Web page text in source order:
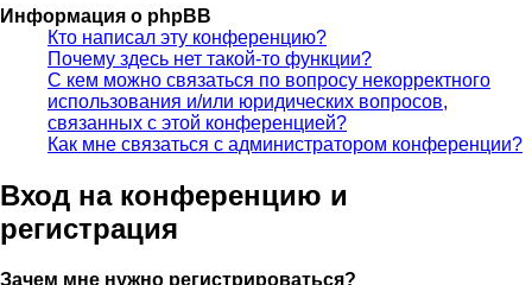
Информация о phpBB
Кто написал эту конференцию?
Почему здесь нет такой-то функции?
С кем можно связаться по вопросу некорректного
использования и/или юридических вопросов,
связанных с этой конференцией?
Как мне связаться с администратором конференции?
Вход на конференцию и
регистрация
Зачем мне нужно регистрироваться?